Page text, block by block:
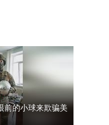
前的小球来欺骗美